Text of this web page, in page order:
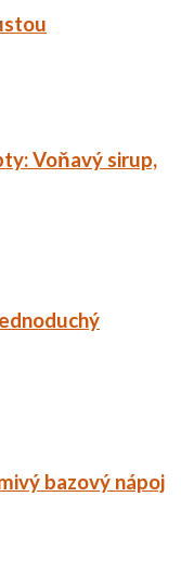
Voňavý sirup,
bazový nápoj